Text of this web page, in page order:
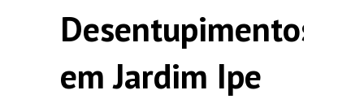
Desentupimentos
em Jardim Ipe